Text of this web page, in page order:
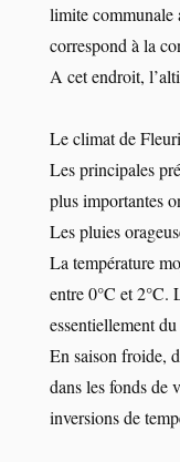
limite communale
correspond à la
A cet endroit,
Le climat de
Les principales
plus importantes
Les pluies
La température
entre 0°C et 2°C.
essentiellement
En saison froide,
dans les fonds de
inversions de